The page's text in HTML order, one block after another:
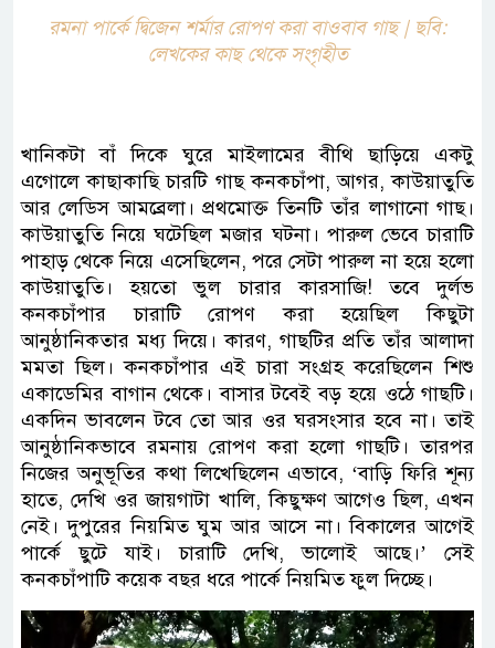
রমনা পার্কে দ্বিজেন শর্মার রোপণ করা বাওবাব গাছ | ছবি:
লেখকের কাছ থেকে সংগৃহীত
খানিকটা বাঁ দিকে ঘুরে মাইলামের বীথি ছাড়িয়ে একটু
এগোলে কাছাকাছি চারটি গাছ কনকচাঁপা, আগর, কাউয়াতুতি
আর লেডিস আমব্রেলা। প্রথমোক্ত তিনটি তাঁর লাগানো গাছ।
কাউয়াতুতি নিয়ে ঘটেছিল মজার ঘটনা। পারুল ভেবে চারাটি
পাহাড় থেকে নিয়ে এসেছিলেন, পরে সেটা পারুল না হয়ে হলো
কাউয়াতুতি। হয়তো ভুল চারার কারসাজি! তবে দুর্লভ
কনকচাঁপার চারাটি রোপণ করা হয়েছিল কিছুটা
আনুষ্ঠানিকতার মধ্য দিয়ে। কারণ, গাছটির প্রতি তাঁর আলাদা
মমতা ছিল। কনকচাঁপার এই চারা সংগ্রহ করেছিলেন শিশু
একাডেমির বাগান থেকে। বাসার টবেই বড় হয়ে ওঠে গাছটি।
একদিন ভাবলেন টবে তো আর ওর ঘরসংসার হবে না। তাই
আনুষ্ঠানিকভাবে রমনায় রোপণ করা হলো গাছটি। তারপর
নিজের অনুভূতির কথা লিখেছিলেন এভাবে, ‘বাড়ি ফিরি শূন্য
হাতে, দেখি ওর জায়গাটা খালি, কিছুক্ষণ আগেও ছিল, এখন
নেই। দুপুরের নিয়মিত ঘুম আর আসে না। বিকালের আগেই
পার্কে ছুটে যাই। চারাটি দেখি, ভালোই আছে।’ সেই
কনকচাঁপাটি কয়েক বছর ধরে পার্কে নিয়মিত ফুল দিচ্ছে।